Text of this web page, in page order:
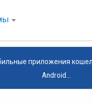
приложения
Android...